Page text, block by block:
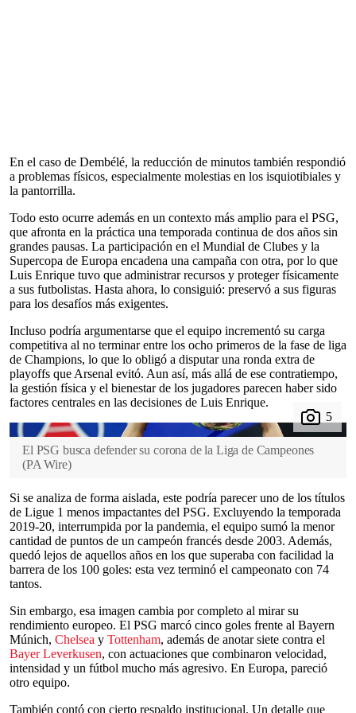
En el caso de Dembélé, la reducción de minutos también respondió
a problemas físicos, especialmente molestias en los isquiotibiales y
la pantorrilla.
Todo esto ocurre además en un contexto más amplio para el PSG,
que afronta en la práctica una temporada continua de dos años sin
grandes pausas. La participación en el Mundial de Clubes y la
Supercopa de Europa encadena una campaña con otra, por lo que
Luis Enrique tuvo que administrar recursos y proteger físicamente
a sus futbolistas. Hasta ahora, lo consiguió: preservó a sus figuras
para los desafíos más exigentes.
Incluso podría argumentarse que el equipo incrementó su carga
competitiva al no terminar entre los ocho primeros de la fase de liga
de Champions, lo que lo obligó a disputar una ronda extra de
playoffs que Arsenal evitó. Aun así, más allá de ese contratiempo,
la gestión física y el bienestar de los jugadores parecen haber sido
factores centrales en las decisiones de Luis Enrique.
El PSG busca defender su corona de la Liga de Campeones
(PA Wire)
Si se analiza de forma aislada, este podría parecer uno de los títulos
de Ligue 1 menos impactantes del PSG. Excluyendo la temporada
2019-20, interrumpida por la pandemia, el equipo sumó la menor
cantidad de puntos de un campeón francés desde 2003. Además,
quedó lejos de aquellos años en los que superaba con facilidad la
barrera de los 100 goles: esta vez terminó el campeonato con 74
tantos.
Sin embargo, esa imagen cambia por completo al mirar su
rendimiento europeo. El PSG marcó cinco goles frente al Bayern
Múnich, Chelsea y Tottenham, además de anotar siete contra el
Bayer Leverkusen, con actuaciones que combinaron velocidad,
intensidad y un fútbol mucho más agresivo. En Europa, pareció
otro equipo.
También contó con cierto respaldo institucional. Un detalle que